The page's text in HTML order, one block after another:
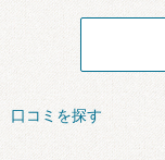
口コミを探す